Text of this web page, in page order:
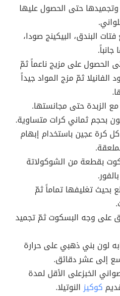
وتجميدها حتى الحصول عليها
البندق، البيكينج صودا،
الحصول على مزيج ناعماً ثمّ
ثمّ مزج المواد جيداً
الزبدة حتى مجانستها.
بحجم ثماني كرات متساوية.
كرة عجين باستخدام إبهام
بقطعة من الشوكولاتة
بحيث تغليفها تماماً ثمّ
على وجه البسكوت ثمّ تجميد
لون بني ذهبي على حرارة
الخبزعلى الأقل لمدة
كوكيزالنوتيلا.